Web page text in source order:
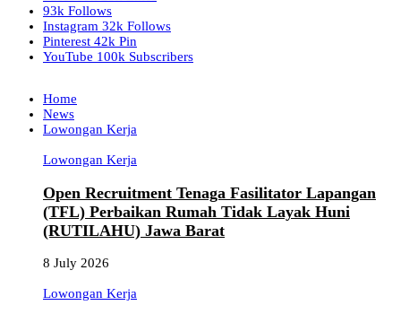
93k Follows
Instagram 32k Follows
Pinterest 42k Pin
YouTube 100k Subscribers
Home
News
Lowongan Kerja
Lowongan Kerja
Open Recruitment Tenaga Fasilitator Lapangan
(TFL) Perbaikan Rumah Tidak Layak Huni
(RUTILAHU) Jawa Barat
8 July 2026
Lowongan Kerja